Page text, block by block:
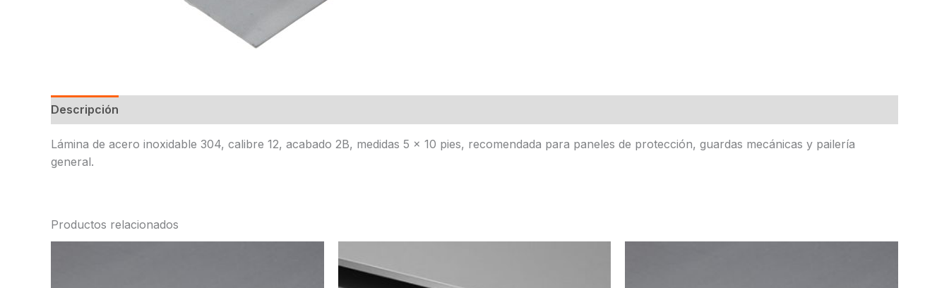
Descripción
Lámina de acero inoxidable 304, calibre 12, acabado 2B, medidas 5 x 10 pies, recomendada para paneles de protección, guardas mecánicas y pailería
general.
Productos relacionados